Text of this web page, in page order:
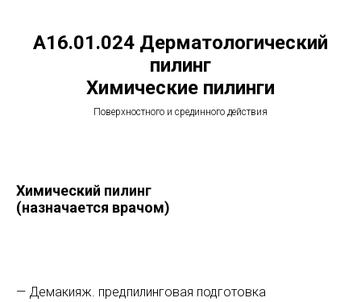
А16.01.024 Дерматологический
пилинг
Химические пилинги
Поверхностного и срединного действия
Химический пилинг
(назначается врачом)
— Демакияж. предпилинговая подготовка